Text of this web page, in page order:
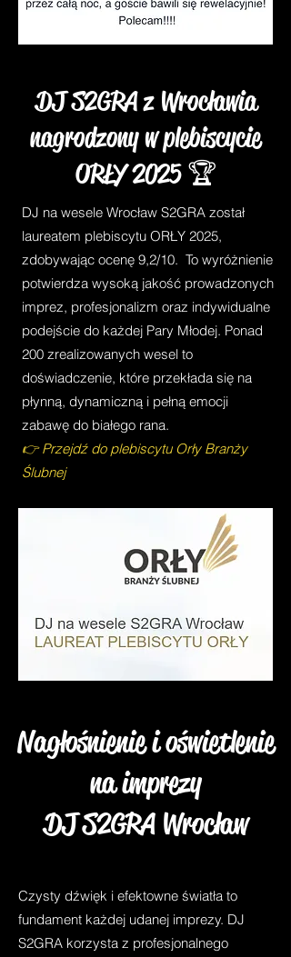
DJ S2GRA z Wrocławia
nagrodzony w plebiscycie
ORŁY 2025 🏆
DJ na wesele Wrocław S2GRA został
laureatem plebiscytu ORŁY 2025,
zdobywając ocenę 9,2/10. To wyróżnienie
potwierdza wysoką jakość prowadzonych
imprez, profesjonalizm oraz indywidualne
podejście do każdej Pary Młodej. Ponad
200 zrealizowanych wesel to
doświadczenie, które przekłada się na
płynną, dynamiczną i pełną emocji
zabawę do białego rana.
👉 Przejdź do plebiscytu Orły Branży
Ślubnej
Nagłośnienie i oświetlenie
na imprezy
DJ S2GRA Wrocław
Czysty dźwięk i efektowne światła to
fundament każdej udanej imprezy. DJ
S2GRA korzysta z profesjonalnego